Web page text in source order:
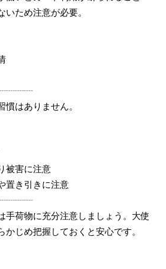
ため注意が必要。
はありません。
被害に注意
置き引きに注意
手荷物に充分注意しましょう。大使
じめ把握しておくと安心です。